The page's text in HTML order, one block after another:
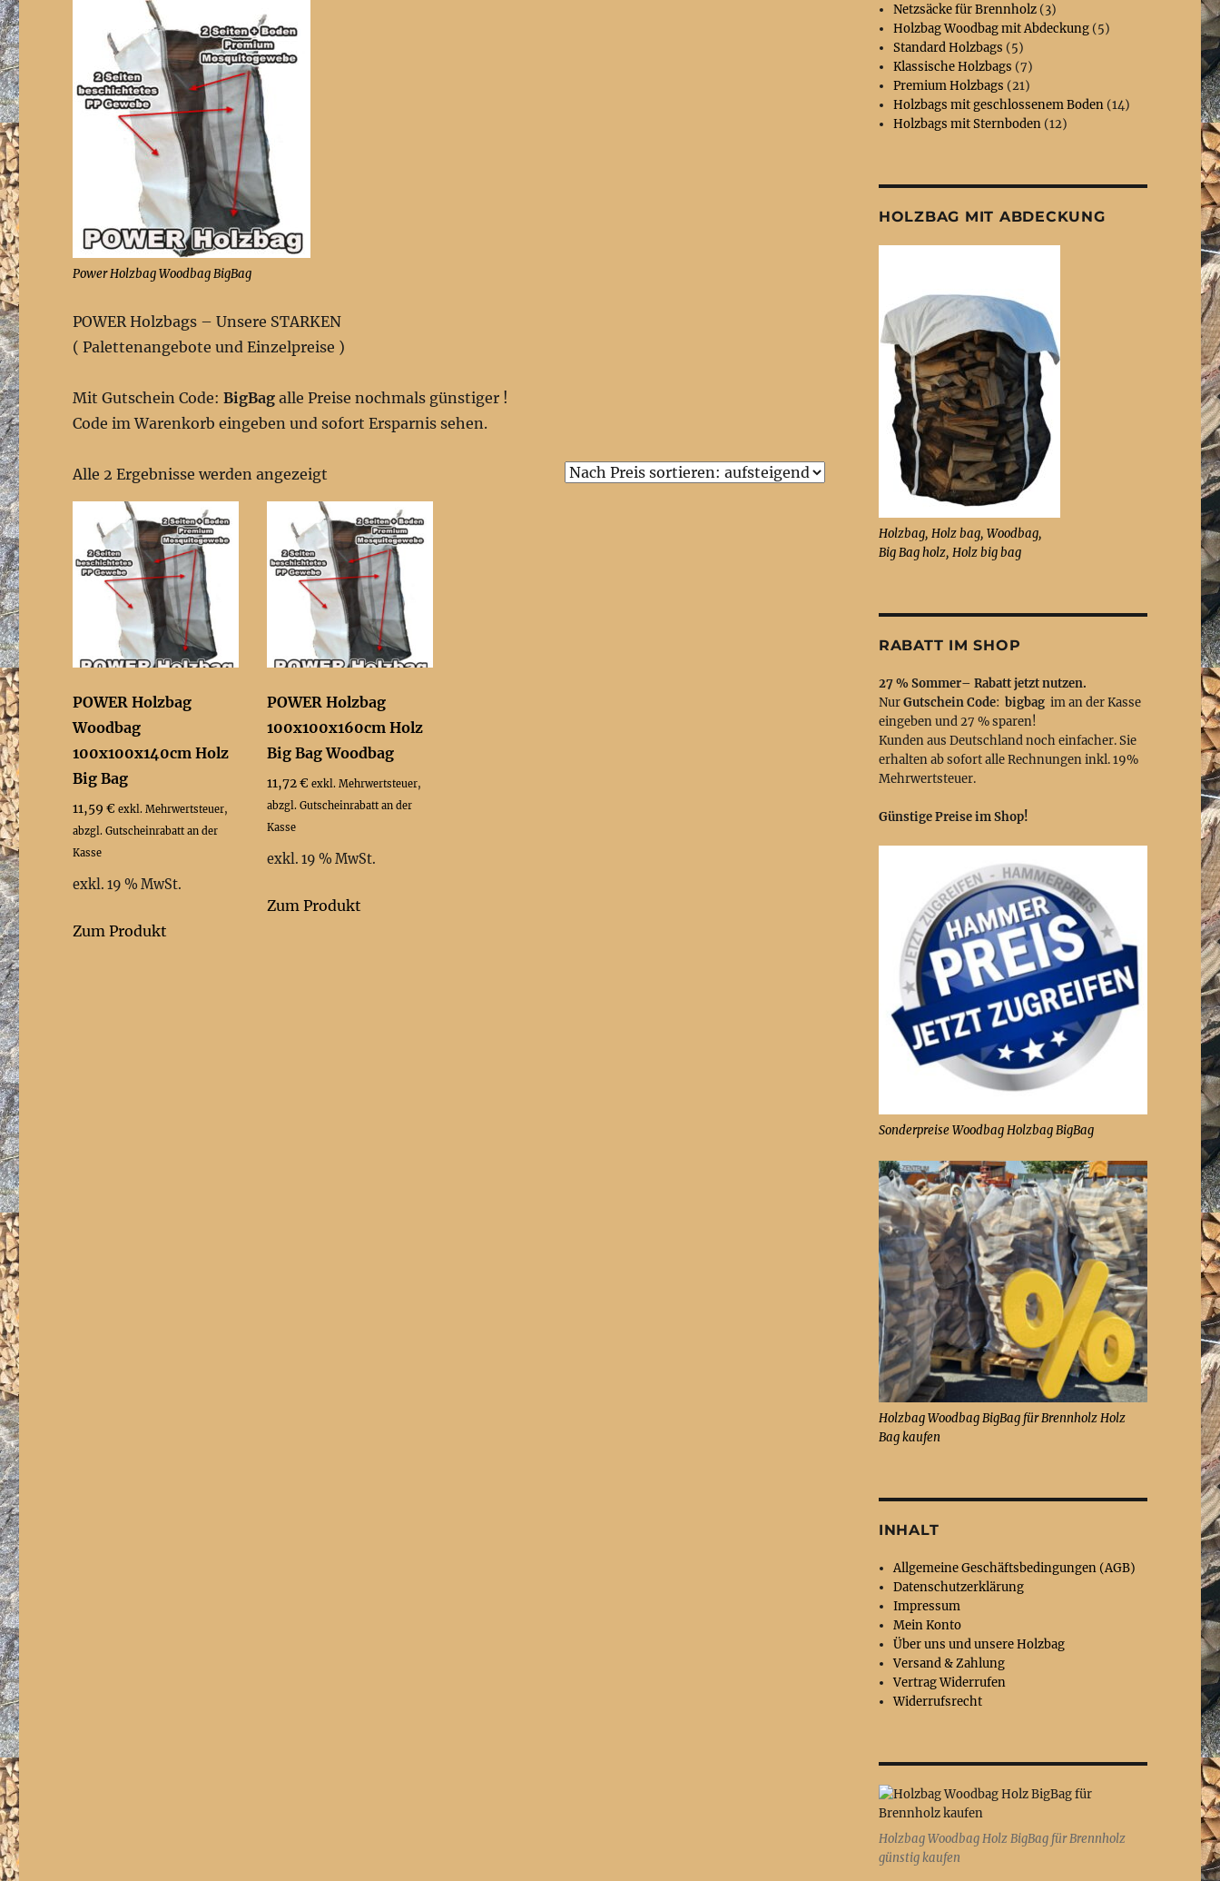
Power Holzbag Woodbag BigBag
POWER Holzbags – Unsere STARKEN
( Palettenangebote und Einzelpreise )
Mit Gutschein Code:BigBag alle Preise nochmals günstiger !
Code im Warenkorb eingeben und sofort Ersparnis sehen.
Alle 2 Ergebnisse werden angezeigt
Preis
sortiert:
aufsteigend
POWER Holzbag
Woodbag
100x100x140cm Holz
Big Bag
11,59€ exkl. Mehrwertsteuer,
abzgl. Gutscheinrabatt an der
Kasse
exkl. 19 % MwSt.
Zum Produkt
POWER Holzbag
100x100x160cm Holz
Big Bag Woodbag
11,72€ exkl. Mehrwertsteuer,
abzgl. Gutscheinrabatt an der
Kasse
exkl. 19 % MwSt.
Zum Produkt
Netzsäcke für Brennholz (3)
Holzbag Woodbag mit Abdeckung (5)
Standard Holzbags (5)
Klassische Holzbags (7)
Premium Holzbags (21)
Holzbags mit geschlossenem Boden (14)
Holzbags mit Sternboden (12)
HOLZBAG MIT ABDECKUNG
Holzbag, Holz bag, Woodbag,
Big Bag holz, Holz big bag
RABATT IM SHOP
27 % Sommer– Rabatt jetzt nutzen.
NurGutschein Code: bigbag im an der Kasse
eingeben und 27 % sparen!
Kunden aus Deutschland noch einfacher. Sie
erhalten ab sofort alle Rechnungen inkl. 19%
Mehrwertsteuer.
Günstige Preise im Shop!
Sonderpreise Woodbag Holzbag BigBag
Holzbag Woodbag BigBag für Brennholz Holz
Bag kaufen
INHALT
Allgemeine Geschäftsbedingungen (AGB)
Datenschutzerklärung
Impressum
Mein Konto
Über uns und unsere Holzbag
Versand & Zahlung
Vertrag Widerrufen
Widerrufsrecht
Holzbag Woodbag Holz BigBag für Brennholz
günstig kaufen